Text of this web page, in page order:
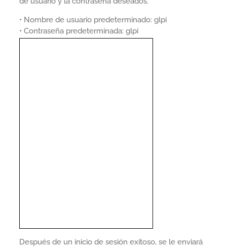
• Nombre de usuario predeterminado: glpi
• Contraseña predeterminada: glpi
Después de un inicio de sesión exitoso, se le enviará